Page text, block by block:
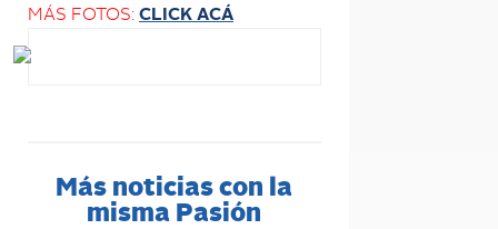
MÁS FOTOS: CLICK ACÁ
Más noticias con la
misma Pasión